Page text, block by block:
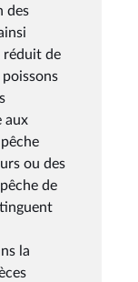
des
réduit de
poissons
aux
ou des
de
la